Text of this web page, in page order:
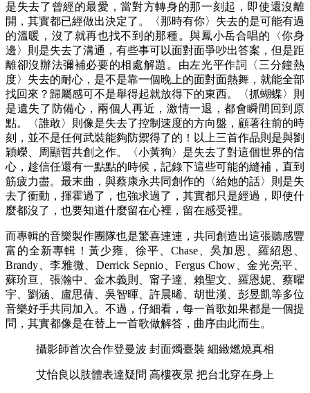
是失去了曾經的最愛，當對方轉身的那一刻起，即使還沒離
開，其實都已經做出決定了。〈那時有你〉失去的是可能有過
的溫暖，沒了就再也找不到的那種。與鳳小岳合唱的〈你身
邊〉則是失去了溝通，有些事可以面對面爭吵出答案，但是距
離卻沒辦法彌補必要的相處解題。由左光平作詞〈三分鐘熱
度〉失去的耐心，是不是靠一個晚上的面對面熱舞，就能全部
找回來？歸屬感可不是舉得起就放得下的東西。〈抓蝴蝶〉則
是遺失了防備心，兩個人再近，激情一退，都會瞬間回到原
點。〈誰敢〉則像是失去了控制速度的方向盤，顧著往前的時
刻，並不是任何武裝能夠防禦得了的！以上三首作品則是與劉
穎嶸、周顯哲共創之作。〈小黃狗〉是失去了對這個世界的信
心，趁信任還有一點點的時候，記錄下這些可能的縫補，直到
筋疲力盡。最末曲，與蔡康永共同創作的〈給她的話〉則是失
去了衝動，揮霍過了，也強求過了，其實都只是經過，即使什
麼都沒了，也要知道什麼留在心裡，留在感受裡。
而專輯的音樂製作團隊也是驚喜連連，共同創造出這張聽感豐
富的全新專輯！黃少雍、徐平、Chase、吳加恩、羅紹恩、
Brandy、李雅微、Derrick Sepnio、Fergus Chow、金光亮平、
蘇玠亘、張瀚中、金木義則、甯子達、賴聖文、羅恩妮、蔡曜
宇、劉涵、盧思蒨、吳智暉、許晨晞、胡世漢、彭昱凱等多位
音樂好手共同加入。不過，仔細看，每一首歌如果都是一個提
問，其實都像是在替上一首歌做解答，曲序由此而生。
攝影師首次合作登曼波 封面燭臺裝 細緻燃燒真相
艾怡良以肢體表達疑問 高樓夜景 把台北穿在身上